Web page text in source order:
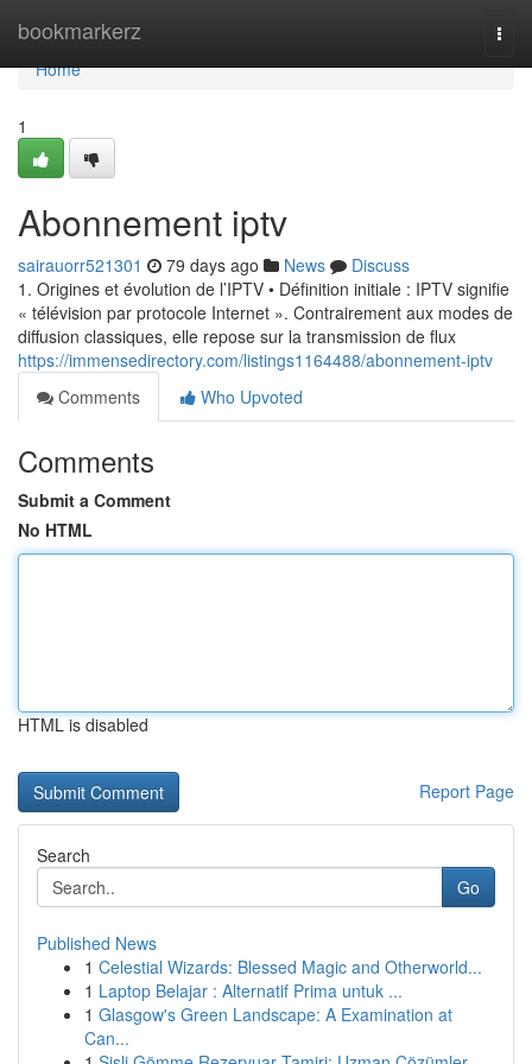
bookmarkerz
Home
Home
1
Abonnement iptv
sairauorr521301 79 days ago News
Discuss
1. Origines et évolution de l’IPTV • Définition initiale : IPTV signifie
« télévision par protocole Internet ». Contrairement aux modes de
diffusion classiques, elle repose sur la transmission de flux
https://immensedirectory.com/listings1164488/abonnement-iptv
Comments
Who Upvoted
Comments
Submit a Comment
No HTML
HTML is disabled
Report Page
Search
Go
Published News
1 Celestial Wizards: Blessed Magic and Otherworld...
1 Laptop Belajar : Alternatif Prima untuk ...
1 Glasgow's Green Landscape: A Examination at
Can...